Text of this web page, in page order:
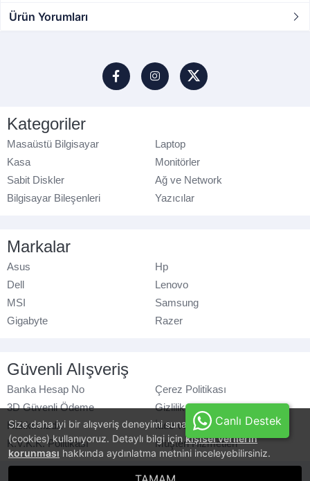
Size daha iyi bir alışveriş deneyimi sunabilmek için, çerezler
(cookies) kullanıyoruz. Detaylı bilgi için kişisel verilerin
korunması hakkında aydınlatma metnini inceleyebilirsiniz.
Ürün Yorumları
Kategoriler
Masaüstü Bilgisayar
Laptop
Kasa
Monitörler
Sabit Diskler
Ağ ve Network
Bilgisayar Bileşenleri
Yazıcılar
Markalar
Asus
Hp
Dell
Lenovo
MSI
Samsung
Gigabyte
Razer
Güvenli Alışveriş
Banka Hesap No
Çerez Politikası
3D Güvenli Ödeme
Gizlilik Politikası
Hakkımızda
İade ve Değişim
K.V.K.K. Politikası
Müşteri Hizmetleri
© azaraks.com.tr - Tüm hakları saklıdır.
Canlı Destek